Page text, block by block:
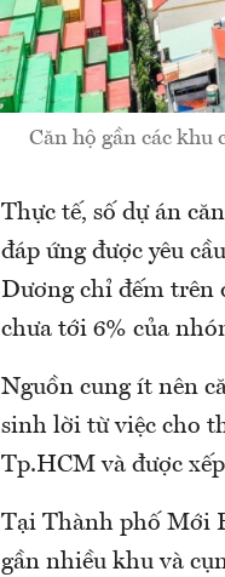
Căn hộ gần các khu
Thực tế, số dự án
đáp ứng được yêu
Dương chỉ đếm trên
chưa tới 6% của
Nguồn cung ít nên
sinh lời từ việc cho
Tp.HCM và được
Tại Thành phố Mới
gần nhiều khu và